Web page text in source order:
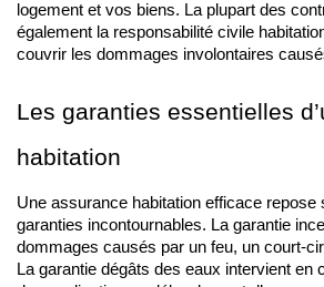
logement et vos biens. La plupart des
également la responsabilité civile
couvrir les dommages involontaires
Les garanties essentielles
habitation
Une assurance habitation efficace repose
garanties incontournables. La garantie
dommages causés par un feu, un court-
La garantie dégâts des eaux intervient en